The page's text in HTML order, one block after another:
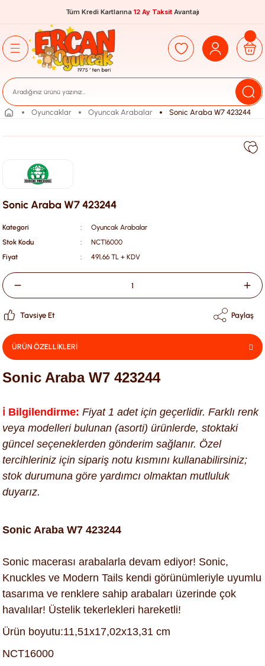
Tüm Kredi Kartlarına 12 Ay Taksit Avantajı
Oyuncaklar Oyuncak Arabalar Sonic Araba W7 423244
Sonic Araba W7 423244
Kategori
Oyuncak Arabalar
Stok Kodu
NCT16000
Fiyat
491,66 TL + KDV
Tavsiye Et Paylaş
ÜRÜN ÖZELLİKLERİ
Sonic Araba W7 423244
ℹ️ Bilgilendirme: Fiyat 1 adet için geçerlidir. Farklı renk
veya modelleri bulunan (asorti) ürünlerde, stoktaki
güncel seçeneklerden gönderim sağlanır. Özel
tercihleriniz için sipariş notu kısmını kullanabilirsiniz;
stok durumuna göre yardımcı olmaktan mutluluk
duyarız.
Sonic Araba W7 423244
Sonic macerası arabalarla devam ediyor! Sonic,
Knuckles ve Modern Tails kendi görünümleriyle uyumlu
tasarıma ve renklere sahip arabaları üzerinde çok
havalılar! Üstelik tekerlekleri hareketli!
Ürün boyutu:11,51x17,02x13,31 cm
NCT16000